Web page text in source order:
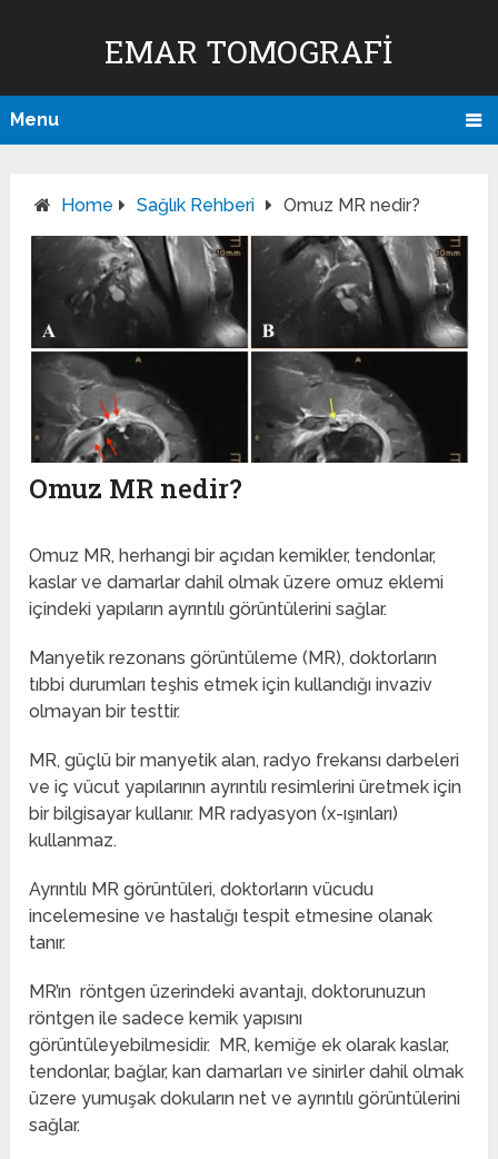
EMAR TOMOGRAFI
Menu
Home Sağlık Rehberi Omuz MR nedir?
Omuz MR nedir?
Omuz MR, herhangi bir açıdan kemikler, tendonlar,
kaslar ve damarlar dahil olmak üzere omuz eklemi
içindeki yapıların ayrıntılı görüntülerini sağlar.
Manyetik rezonans görüntüleme (MR), doktorların
tıbbi durumları teşhis etmek için kullandığı invaziv
olmayan bir testtir.
MR, güçlü bir manyetik alan, radyo frekansı darbeleri
ve iç vücut yapılarının ayrıntılı resimlerini üretmek için
bir bilgisayar kullanır. MR radyasyon (x-ışınları)
kullanmaz.
Ayrıntılı MR görüntüleri, doktorların vücudu
incelemesine ve hastalığı tespit etmesine olanak
tanır.
MR’ın röntgen üzerindeki avantajı, doktorunuzun
röntgen ile sadece kemik yapısını
görüntüleyebilmesidir. MR, kemiğe ek olarak kaslar,
tendonlar, bağlar, kan damarları ve sinirler dahil olmak
üzere yumuşak dokuların net ve ayrıntılı görüntülerini
sağlar.